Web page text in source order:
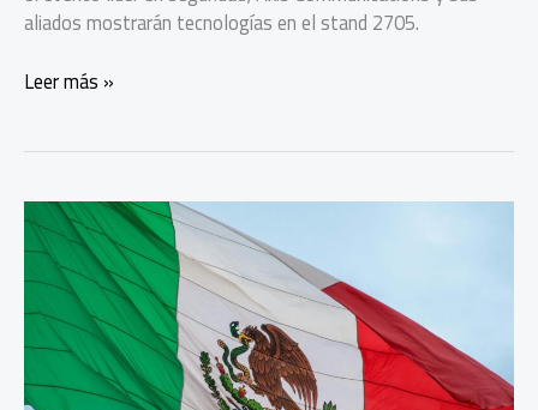
aliados mostrarán tecnologías en el stand 2705.
IA
la
pauta
en
Expo
Seguridad
2025
Leer más »